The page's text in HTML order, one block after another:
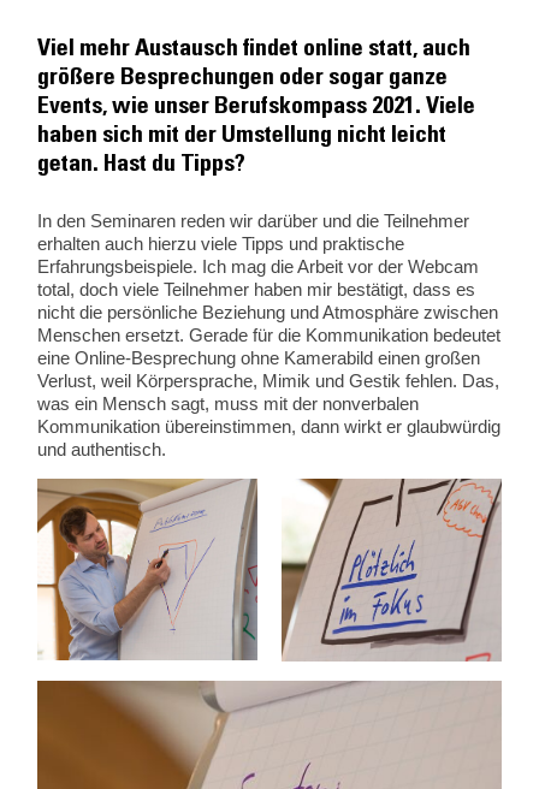
Viel mehr Austausch findet online statt, auch
größere Besprechungen oder sogar ganze
Events, wie unser Berufskompass 2021. Viele
haben sich mit der Umstellung nicht leicht
getan. Hast du Tipps?
In den Seminaren reden wir darüber und die Teilnehmer
erhalten auch hierzu viele Tipps und praktische
Erfahrungsbeispiele. Ich mag die Arbeit vor der Webcam
total, doch viele Teilnehmer haben mir bestätigt, dass es
nicht die persönliche Beziehung und Atmosphäre zwischen
Menschen ersetzt. Gerade für die Kommunikation bedeutet
eine Online-Besprechung ohne Kamerabild einen großen
Verlust, weil Körpersprache, Mimik und Gestik fehlen. Das,
was ein Mensch sagt, muss mit der nonverbalen
Kommunikation übereinstimmen, dann wirkt er glaubwürdig
und authentisch.